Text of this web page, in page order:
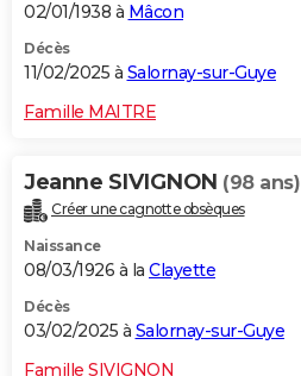
02/01/1938 à Mâcon
Décès
11/02/2025 à Salornay-sur-Guye
Famille MAITRE
Jeanne SIVIGNON (98 ans)
Créer une cagnotte obsèques
Naissance
08/03/1926 à la Clayette
Décès
03/02/2025 à Salornay-sur-Guye
Famille SIVIGNON